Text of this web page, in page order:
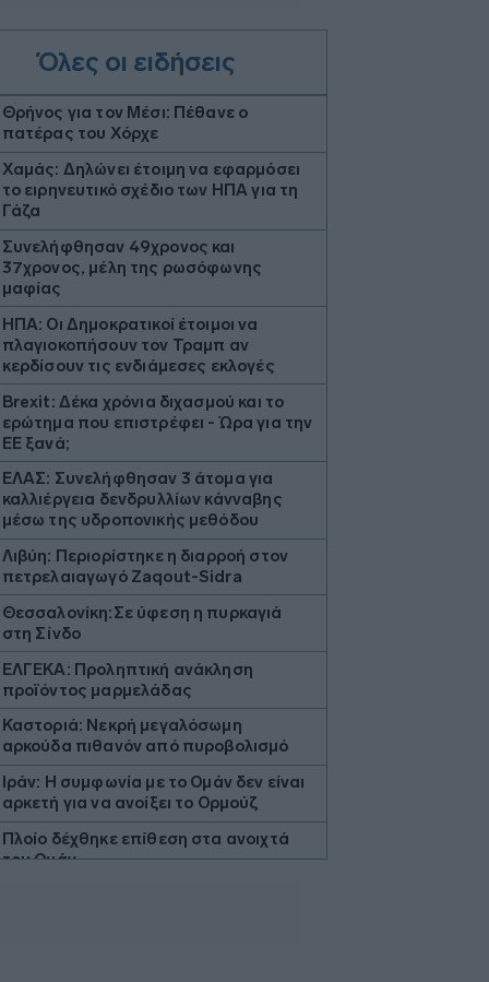
Όλες οι ειδήσεις
Θρήνος για τον Μέσι: Πέθανε ο
πατέρας του Χόρχε
Χαμάς: Δηλώνει έτοιμη να εφαρμόσει
το ειρηνευτικό σχέδιο των ΗΠΑ για τη
Γάζα
Συνελήφθησαν 49χρονος και
37χρονος, μέλη της ρωσόφωνης
μαφίας
ΗΠΑ: Οι Δημοκρατικοί έτοιμοι να
πλαγιοκοπήσουν τον Τραμπ αν
κερδίσουν τις ενδιάμεσες εκλογές
Brexit: Δέκα χρόνια διχασμού και το
ερώτημα που επιστρέφει - Ώρα για την
ΕΕ ξανά;
ΕΛΑΣ: Συνελήφθησαν 3 άτομα για
καλλιέργεια δενδρυλλίων κάνναβης
μέσω της υδροπονικής μεθόδου
Λιβύη: Περιορίστηκε η διαρροή στον
πετρελαιαγωγό Zaqout-Sidra
Θεσσαλονίκη:Σε ύφεση η πυρκαγιά
στη Σίνδο
ΕΛΓΕΚΑ: Προληπτική ανάκληση
προϊόντος μαρμελάδας
Καστοριά: Νεκρή μεγαλόσωμη
αρκούδα πιθανόν από πυροβολισμό
Ιράν: Η συμφωνία με το Ομάν δεν είναι
αρκετή για να ανοίξει το Ορμούζ
Πλοίο δέχθηκε επίθεση στα ανοιχτά
του Ομάν